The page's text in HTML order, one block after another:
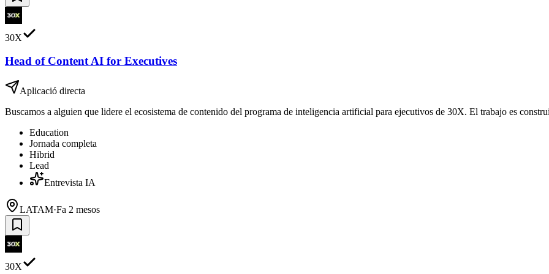
30X
Head of Content AI for Executives
Aplicació directa
Buscamos a alguien que lidere el ecosistema de contenido del programa de inteligencia artificial para ejecutivos de 30X. El trabajo es
Education
Jornada completa
Hibrid
Lead
Entrevista IA
LATAM·Fa 2 mesos
30X